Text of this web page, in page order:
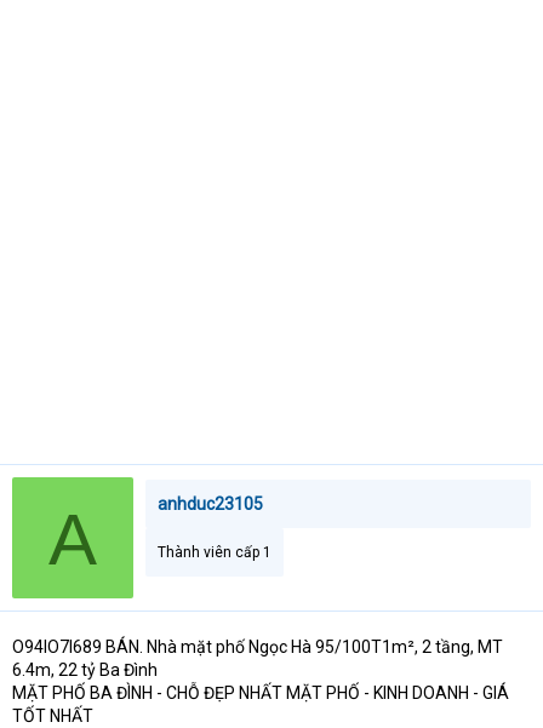
A anhduc23105
Thành viên cấp 1
O94lO7l689 BÁN. Nhà mặt phố Ngọc Hà 95/100T1m², 2 tầng, MT
6.4m, 22 tỷ Ba Đình
MẶT PHỐ BA ĐÌNH - CHỖ ĐẸP NHẤT MẶT PHỐ - KINH DOANH - GIÁ
TỐT NHẤT